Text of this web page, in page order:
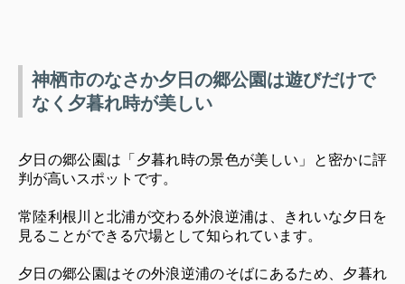
神栖市のなさか夕日の郷公園は遊びだけで
なく夕暮れ時が美しい
夕日の郷公園は「夕暮れ時の景色が美しい」と密かに評
判が高いスポットです。
常陸利根川と北浦が交わる外浪逆浦は、きれいな夕日を
見ることができる穴場として知られています。
夕日の郷公園はその外浪逆浦のそばにあるため、夕暮れ